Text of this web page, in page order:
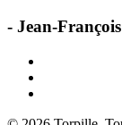
- Jean-